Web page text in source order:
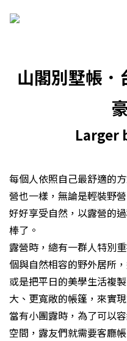
山閣別墅帳
Larger
每個人依照自己最舒適的
營也一樣，無論是輕裝野
好好享受自然，以露營的
棒了。
露營時，總有一群人特別
個與自然相容的野外居所
或是把平日的美學生活複
大、更寬敞的帳篷，來實
當有小團露時，為了可以
空間，露友們就需要客廳